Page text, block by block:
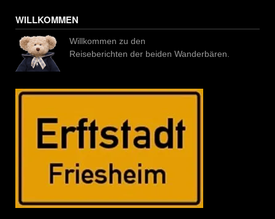
WILLKOMMEN
Willkommen zu den
Reiseberichten der beiden Wanderbären.